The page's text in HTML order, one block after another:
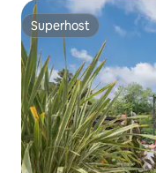
Superhost
Superhost